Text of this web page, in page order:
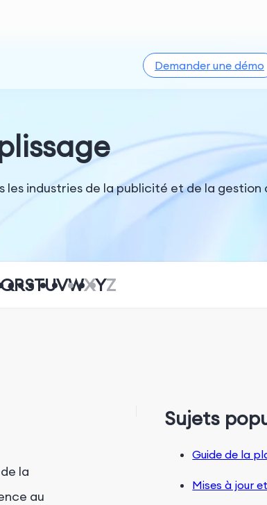
Demander une démo
industries de la publicité et de la gestion
QRSTUVWXYZ
la
au
Sujets
Guide de la
Mises à jour